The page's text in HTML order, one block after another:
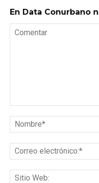
En Data Conurbano